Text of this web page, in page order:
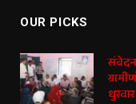
OUR PICKS